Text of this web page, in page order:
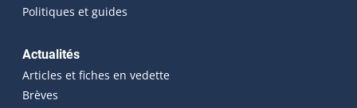
Politiques et guides
Actualités
Articles et fiches en vedette
Brèves